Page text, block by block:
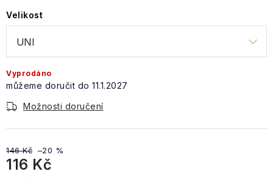
Velikost
Vyprodáno
11.1.2027
Možnosti doručení
146 Kč –20 %
116 Kč